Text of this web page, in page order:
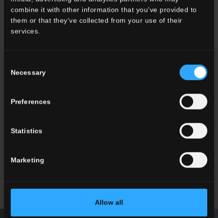
combine it with other information that you’ve provided to
them or that they’ve collected from your use of their
services.
Selection
Necessary
Preferences
Statistics
Marketing
Allow all
60x120 . 24"x48" 60x60 . 24"x24"
GARDENA